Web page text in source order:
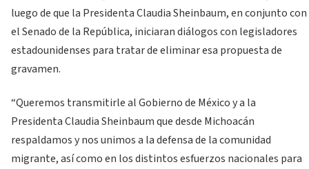
luego de que la Presidenta Claudia Sheinbaum, en conjunto con
el Senado de la República, iniciaran diálogos con legisladores
estadounidenses para tratar de eliminar esa propuesta de
gravamen.
“Queremos transmitirle al Gobierno de México y a la
Presidenta Claudia Sheinbaum que desde Michoacán
respaldamos y nos unimos a la defensa de la comunidad
migrante, así como en los distintos esfuerzos nacionales para